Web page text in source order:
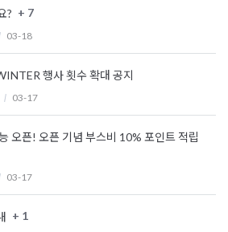
? + 7
03-18
행사 횟수 확대 공지
03-17
오픈! 오픈 기념 부스비 10% 포인트 적립
03-17
+ 1